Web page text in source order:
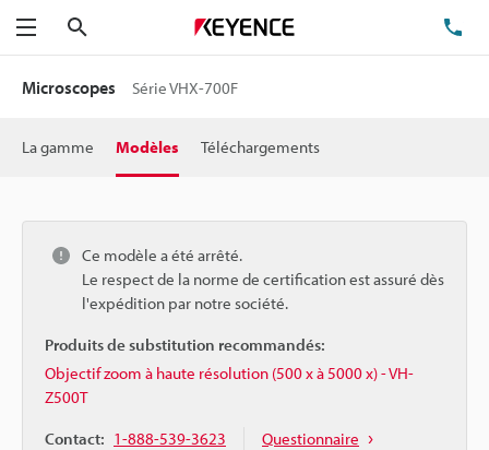
Menu
Microscopes Série VHX-700F
La gamme Modèles Téléchargements
Ce modèle a été arrêté.
Le respect de la norme de certification est assuré dès
l'expédition par notre société.
Produits de substitution recommandés:
Objectif zoom à haute résolution (500 x à 5000 x) - VH-
Z500T
Contact: 1-888-539-3623 Questionnaire